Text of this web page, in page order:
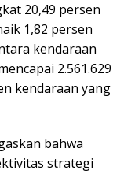
20,49 persen
1,82 persen
kendaraan
2.561.629
kendaraan yang
bahwa
strategi